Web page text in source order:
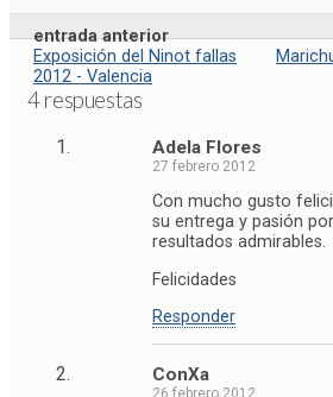
entrada anterior
Exposición del Ninot fallas
2012 - Valencia
4 respuestas
Adela Flores
27 febrero 2012
Con mucho gusto
su entrega y pasión
resultados admirables.
Felicidades
Responder
ConXa